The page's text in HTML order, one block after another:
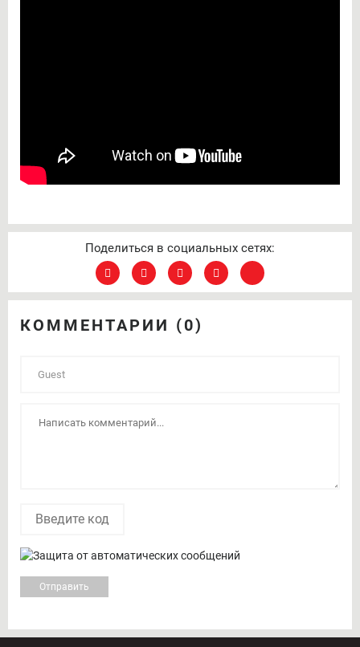
Поделиться в социальных сетях:
КОММЕНТАРИИ (0)